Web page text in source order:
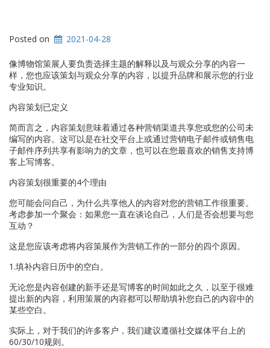
Posted on 2021-04-28
像博物馆策展人要负责选择主题的解释以及与观众分享的内容一
样，您也应该策划与观众分享的内容，以提升品牌和展示您的行业
专业知识。
内容策划已定义
简而言之，内容策划意味着通过各种营销渠道共享您或您的公司未
编写的内容。这可以是在社交平台上或通过营销电子邮件或销售电
子邮件序列共享有影响力的文章，也可以在您最喜欢的销售支持博
客上写博客。
内容策划很重要的4个理由
您可能会问自己，为什么共享他人的内容对您的营销工作很重要。
考虑参加一个聚会：如果您一直在谈论自己，人们是否会想要与您
互动？
这是您应该考虑将内容策展作为营销工作的一部分的四个原因。
1.填补内容日历中的空白。
无论您是内容创建的新手还是写博客的时间如此之久，以至于很难
提出新的内容，利用策展的内容都可以帮助填补您自己的内容中的
某些空白。
实际上，对于我们的许多客户，我们建议遵循社交媒体平台上的
60/30/10规则。